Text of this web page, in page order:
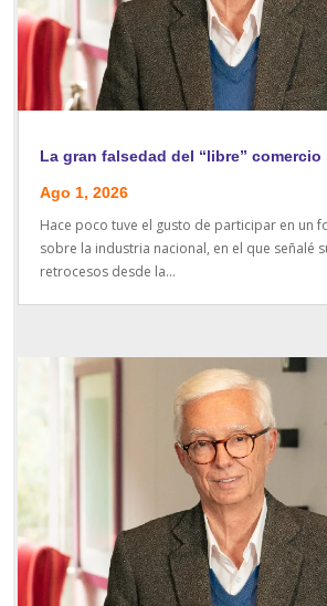
La gran falsedad del “libre” comercio
Ago 1, 2026
Hace poco tuve el gusto de participar en un
sobre la industria nacional, en el que señalé
retrocesos desde la...